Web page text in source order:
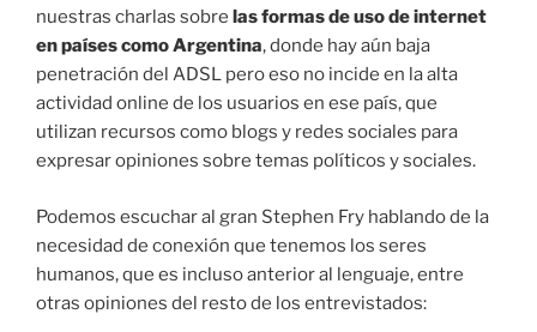
nuestras charlas sobre las formas de uso de internet
en países como Argentina, donde hay aún baja
penetración del ADSL pero eso no incide en la alta
actividad online de los usuarios en ese país, que
utilizan recursos como blogs y redes sociales para
expresar opiniones sobre temas políticos y sociales.
Podemos escuchar al gran Stephen Fry hablando de la
necesidad de conexión que tenemos los seres
humanos, que es incluso anterior al lenguaje, entre
otras opiniones del resto de los entrevistados: